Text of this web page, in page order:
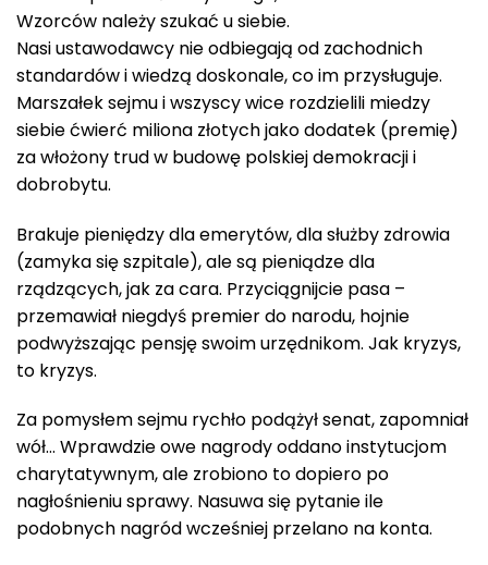
Wzorców należy szukać u siebie.
Nasi ustawodawcy nie odbiegają od zachodnich
standardów i wiedzą doskonale, co im przysługuje.
Marszałek sejmu i wszyscy wice rozdzielili miedzy
siebie ćwierć miliona złotych jako dodatek (premię)
za włożony trud w budowę polskiej demokracji i
dobrobytu.
Brakuje pieniędzy dla emerytów, dla służby zdrowia
(zamyka się szpitale), ale są pieniądze dla
rządzących, jak za cara. Przyciągnijcie pasa –
przemawiał niegdyś premier do narodu, hojnie
podwyższając pensję swoim urzędnikom. Jak kryzys,
to kryzys.
Za pomysłem sejmu rychło podążył senat, zapomniał
wół… Wprawdzie owe nagrody oddano instytucjom
charytatywnym, ale zrobiono to dopiero po
nagłośnieniu sprawy. Nasuwa się pytanie ile
podobnych nagród wcześniej przelano na konta.